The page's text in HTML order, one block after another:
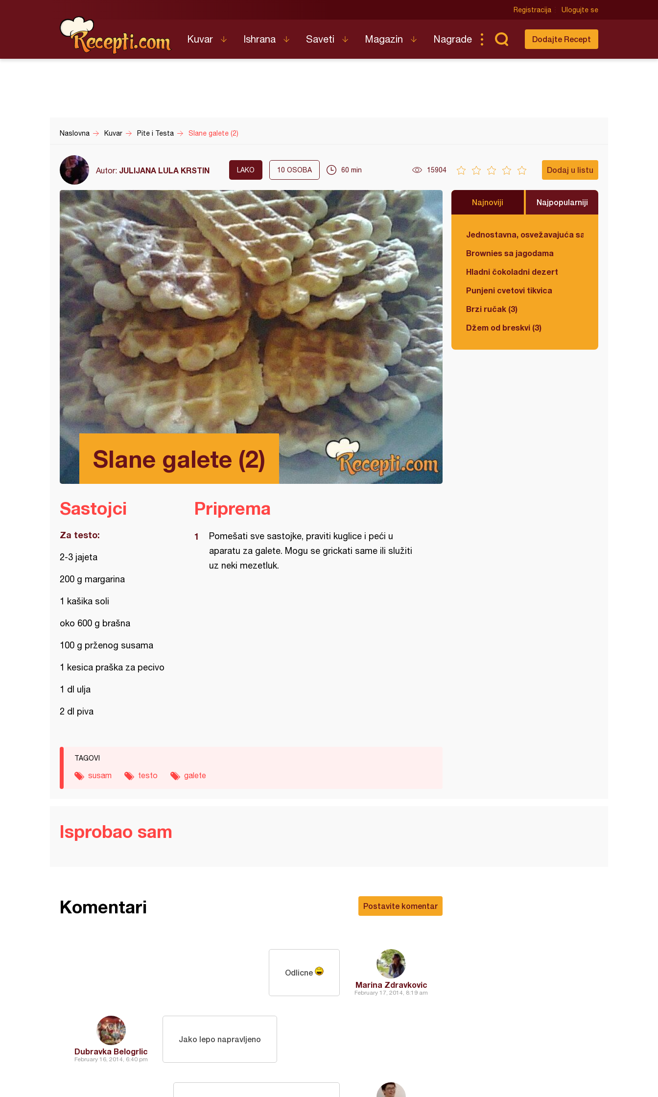
Registracija Ulogujte se
Kuvar Ishrana Saveti Magazin Nagrade Dodajte Recept
Naslovna Kuvar Pite i Testa Slane galete (2)
Autor: JULIJANA LULA KRSTIN LAKO 10 OSOBA 60 min 15904 Dodaj u listu
Slane galete (2)
Najnoviji Najpopularniji
Jednostavna, osvežavajuća salata
Brownies sa jagodama
Hladni čokoladni dezert
Punjeni cvetovi tikvica
Brzi ručak (3)
Džem od breskvi (3)
Sastojci
Za testo:
2-3 jajeta
200 g margarina
1 kašika soli
oko 600 g brašna
100 g prženog susama
1 kesica praška za pecivo
1 dl ulja
2 dl piva
Priprema
Pomešati sve sastojke, praviti kuglice i peći u
aparatu za galete. Mogu se grickati same ili služiti
uz neki mezetluk.
TAGOVI
susam testo galete
Isprobao sam
Postavite komentar
Komentari
Marina Zdravkovic
February 17, 2014, 8:19 am
Odlicne
Dubravka Belogrlic
February 16, 2014, 6:40 pm
Jako lepo napravljeno